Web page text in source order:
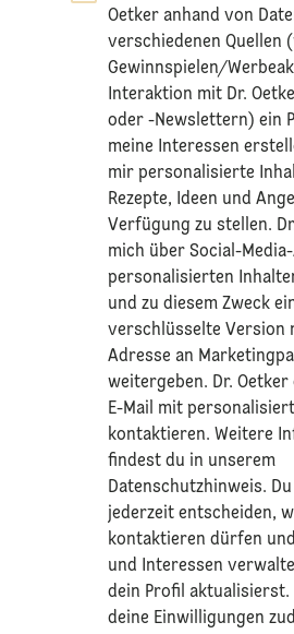
Oetker anhand von
verschiedenen Quellen
Gewinnspielen/
Interaktion mit Dr.
oder -Newslettern) ein
meine Interessen
mir personalisierte
Rezepte, Ideen und
Verfügung zu stellen.
mich über Social-
personalisierten
und zu diesem Zweck
verschlüsselte Version
Adresse an
weitergeben. Dr.
E-Mail mit
kontaktieren. Weitere
findest du in unserem
Datenschutzhinweis.
jederzeit entscheiden,
kontaktieren dürfen
und Interessen
dein Profil aktualisierst.
deine Einwilligungen